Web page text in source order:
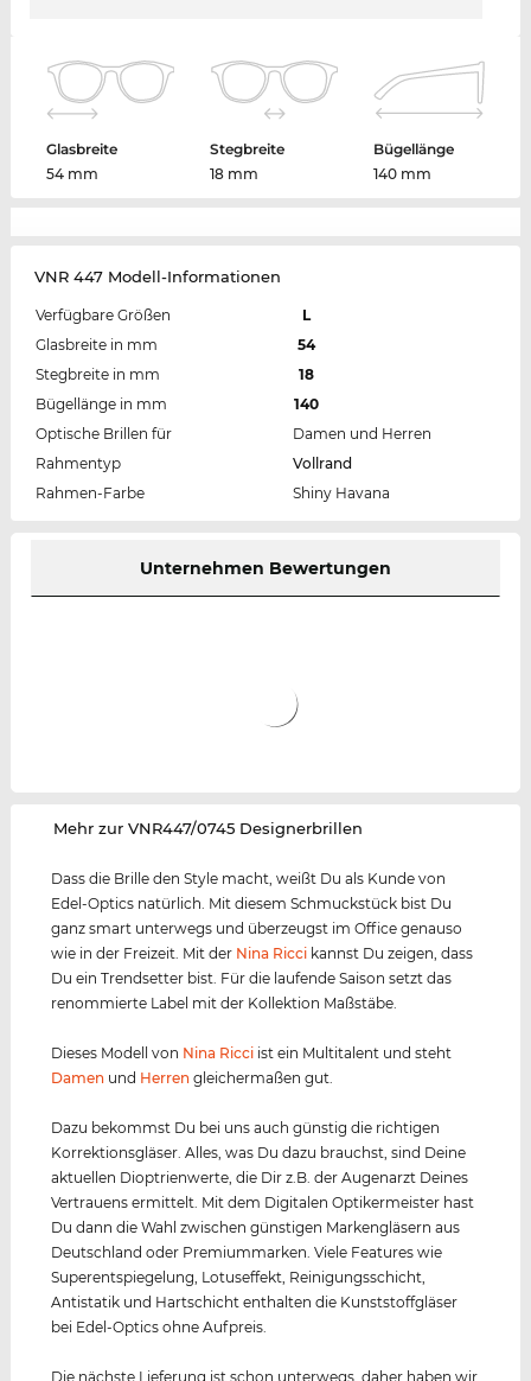
Glasbreite
54 mm
Stegbreite
18 mm
Bügellänge
140 mm
VNR 447 Modell-Informationen
Verfügbare Größen
L
Glasbreite in mm
54
Stegbreite in mm
18
Bügellänge in mm
140
Optische Brillen für
Damen und Herren
Rahmentyp
Vollrand
Rahmen-Farbe
Shiny Havana
Unternehmen Bewertungen
‌Mehr zur VNR447/0745 Designerbrillen
Dass die Brille den Style macht, weißt Du als Kunde von
Edel-Optics natürlich. Mit diesem Schmuckstück bist Du
ganz smart unterwegs und überzeugst im Office genauso
wie in der Freizeit. Mit der Nina Ricci kannst Du zeigen, dass
Du ein Trendsetter bist. Für die laufende Saison setzt das
renommierte Label mit der Kollektion Maßstäbe.
Dieses Modell von Nina Ricci ist ein Multitalent und steht
Damen und Herren gleichermaßen gut.
Dazu bekommst Du bei uns auch günstig die richtigen
Korrektionsgläser. Alles, was Du dazu brauchst, sind Deine
aktuellen Dioptrienwerte, die Dir z.B. der Augenarzt Deines
Vertrauens ermittelt. Mit dem Digitalen Optikermeister hast
Du dann die Wahl zwischen günstigen Markengläsern aus
Deutschland oder Premiummarken. Viele Features wie
Superentspiegelung, Lotuseffekt, Reinigungsschicht,
Antistatik und Hartschicht enthalten die Kunststoffgläser
bei Edel-Optics ohne Aufpreis.
Die nächste Lieferung ist schon unterwegs, daher haben wir